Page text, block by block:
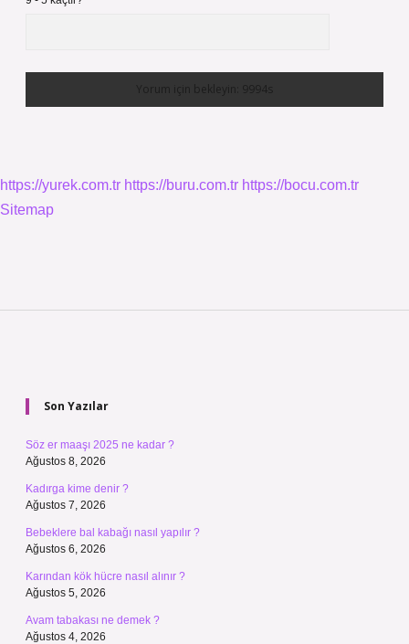
https://yurek.com.tr https://buru.com.tr https://bocu.com.tr
Sitemap
Son Yazılar
Söz er maaşı 2025 ne kadar ?
Ağustos 8, 2026
Kadırga kime denir ?
Ağustos 7, 2026
Bebeklere bal kabağı nasıl yapılır ?
Ağustos 6, 2026
Karından kök hücre nasıl alınır ?
Ağustos 5, 2026
Avam tabakası ne demek ?
Ağustos 4, 2026